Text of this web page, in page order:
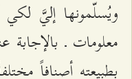
ويُسلّمونها إليَّ
معلومات ـ
بطبيعته أصنافاً